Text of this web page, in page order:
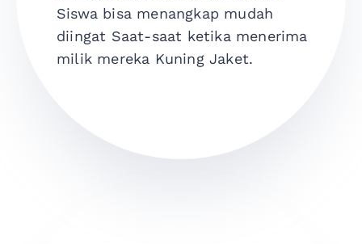
Siswa bisa menangkap mudah
diingat Saat-saat ketika menerima
milik mereka Kuning Jaket.